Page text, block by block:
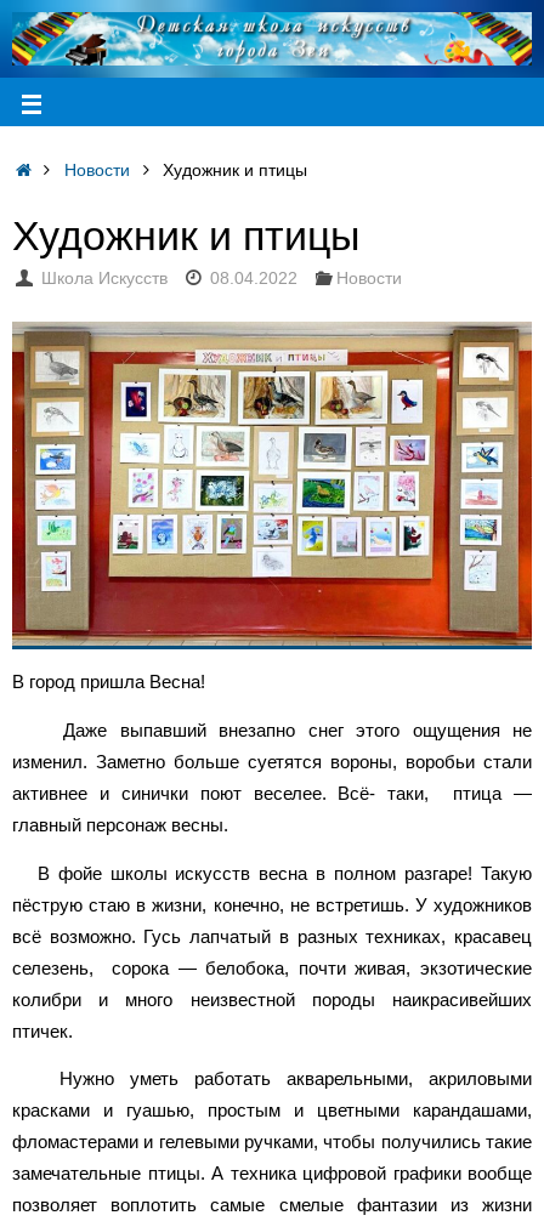
Новости Художник и птицы
Художник и птицы
Школа Искусств 08.04.2022 Новости
В город пришла Весна!
Даже выпавший внезапно снег этого ощущения не
изменил. Заметно больше суетятся вороны, воробьи стали
активнее и синички поют веселее. Всё- таки, птица —
главный персонаж весны.
В фойе школы искусств весна в полном разгаре! Такую
пёструю стаю в жизни, конечно, не встретишь. У художников
всё возможно. Гусь лапчатый в разных техниках, красавец
селезень, сорока — белобока, почти живая, экзотические
колибри и много неизвестной породы наикрасивейших
птичек.
Нужно уметь работать акварельными, акриловыми
красками и гуашью, простым и цветными карандашами,
фломастерами и гелевыми ручками, чтобы получились такие
замечательные птицы. А техника цифровой графики вообще
позволяет воплотить самые смелые фантазии из жизни